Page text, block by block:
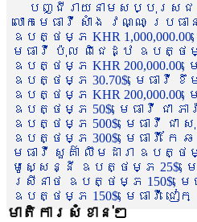
បញ្ជីរាយនាមសប្បុរសជន
លោកមេធាវី សាំង វណ្ណៈ ប្រ
ឧបត្ថម្ភ KHR
មេធាវី ប៉ុល ពិជេដ្ឋ ឧបត្ថម្ភ
ឧបត្ថម្ភ KHR 200,000.00,
ឧបត្ថម្ភ 30.70$, មេធាវី
ឧបត្ថម្ភ KHR
ឧបត្ថម្ភ 50$, មេធាវី ជា
ឧបត្ថម្ភ 500$, មេធាវី ជ
ឧបត្ថម្ភ 300$, មេធាវី កែ
មេធាវី សួគ៌ា លឹមដារា ឧបត្ថ
មូសេ្សន្នី ឧបត្ថម្ភ 25$, មេ
ស្រីនាថ ឧបត្ថម្ភ 150$, មេ
ឧបត្ថម្ភ 150$, មេធាវី ជ
មាតិការសំខាន់ៗ